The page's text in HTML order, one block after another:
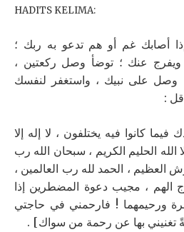
HADITS KELIMA:
أصابك غم أو هم تدعو به ربك ؛
ويفرج عنك ؛ توضأ وصل ركعتين ،
، وصل على نبيك ، واستغفر لنفسك
قل :
كانوا فيه يختلفون ، لا إله إلا
الله الحليم الكريم ، سبحان الله رب
العظيم ، الحمد لله رب العالمين ،
الهم ، مجيب دعوة المضطرين إذا
ورحيمهما ! فارحمني في حاجتي
تغنيني بها عن رحمة من سواك] .